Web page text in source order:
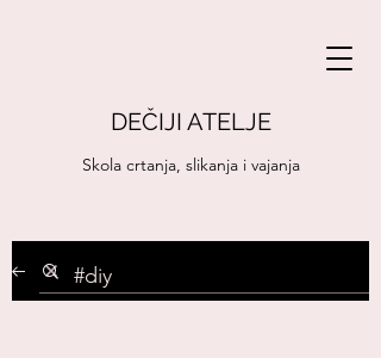
DEČIJI ATELJE
Skola crtanja, slikanja i vajanja